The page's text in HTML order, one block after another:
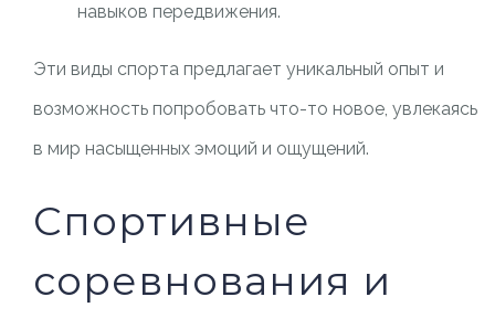
навыков передвижения.
Эти виды спорта предлагает уникальный опыт и
возможность попробовать что-то новое, увлекаясь
в мир насыщенных эмоций и ощущений.
Спортивные
соревнования и